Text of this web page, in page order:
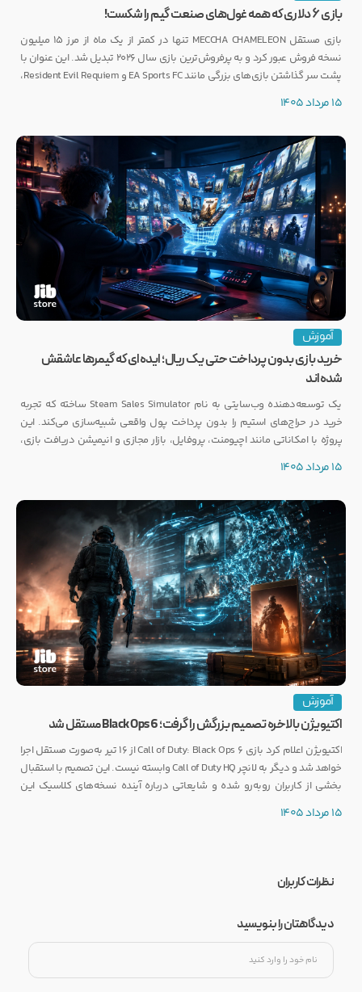
بازی ۶ دلاری که همه غول‌های صنعت گیم را شکست!
بازی مستقل MECCHA CHAMELEON تنها در کمتر از یک ماه از مرز ۱۵ میلیون
نسخه فروش عبور کرد و به پرفروش‌ترین بازی سال ۲۰۲۶ تبدیل شد. این عنوان با
پشت سر گذاشتن بازی‌های بزرگی مانند EA Sports FC و Resident Evil Requiem،
15 مرداد 1405
آموزش
خرید بازی بدون پرداخت حتی یک ریال؛ ایده‌ای که گیمرها عاشقش
شده‌اند
یک توسعه‌دهنده وب‌سایتی به نام Steam Sales Simulator ساخته که تجربه
خرید در حراج‌های استیم را بدون پرداخت پول واقعی شبیه‌سازی می‌کند. این
پروژه با امکاناتی مانند اچیومنت، پروفایل، بازار مجازی و انیمیشن دریافت بازی،
15 مرداد 1405
آموزش
اکتیویژن بالاخره تصمیم بزرگش را گرفت؛ Black Ops 6 مستقل شد
اکتیویژن اعلام کرد بازی Call of Duty: Black Ops 6 از ۱۶ تیر به‌صورت مستقل اجرا
خواهد شد و دیگر به لانچر Call of Duty HQ وابسته نیست. این تصمیم با استقبال
بخشی از کاربران روبه‌رو شده و شایعاتی درباره آینده نسخه‌های کلاسیک این
15 مرداد 1405
نظرات کاربران
دیدگاهتان را بنویسید